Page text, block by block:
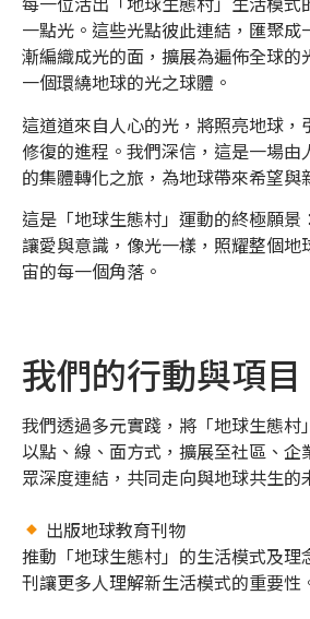
一點光。這些光點彼此連結，匯聚成
漸編織成光的面，擴展為遍佈全球的
一個環繞地球的光之球體。
這道道來自人心的光，將照亮地球，
修復的進程。我們深信，這是一場由
的集體轉化之旅，為地球帶來希望與
這是「地球生態村」運動的終極願景
讓愛與意識，像光一樣，照耀整個地
宙的每一個角落。
我們的行動與項目
我們透過多元實踐，將「地球生態村
以點、線、面方式，擴展至社區、企
眾深度連結，共同走向與地球共生的
出版地球教育刊物
推動「地球生態村」的生活模式及理
刊讓更多人理解新生活模式的重要性